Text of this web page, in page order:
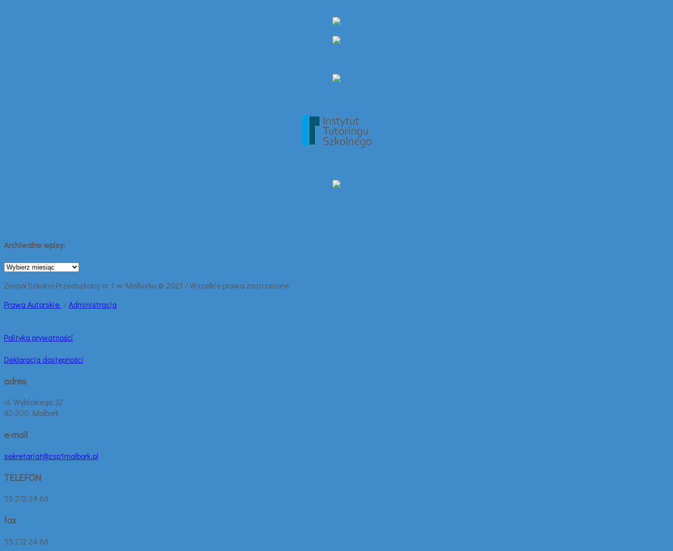
Archiwalne wpisy:
Archiwalne
Zespół Szkolno-Przedszkolny nr 1 w Malborku © 2021 / Wszelkie prawa zastrzeżone
Prawa Autorskie /Administracja
Polityka prywatności
Deklaracja dostępności
adres
ul. Wybickiego 32
82-200 Malbork
e-mail
sekretariat@zsp1malbork.pl
TELEFON
55 272 24 68
fax
55 272 24 68